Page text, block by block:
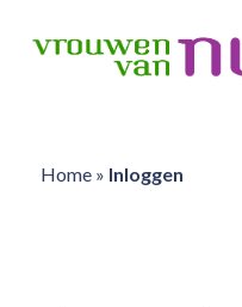
Home» Inloggen